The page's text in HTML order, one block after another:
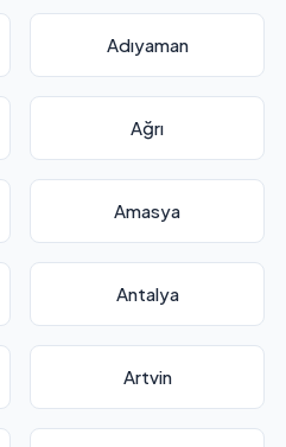
Adıyaman
Ağrı
Amasya
Antalya
Artvin